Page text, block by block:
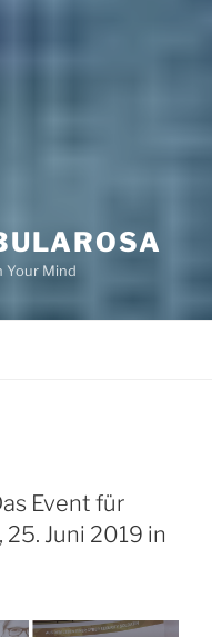
Your Mind
Event für
Juni 2019 in